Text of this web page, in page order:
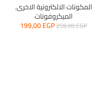
المكونات الالكترونية الاخرى,
الميكروفونات
259,00EGP
199,00EGP